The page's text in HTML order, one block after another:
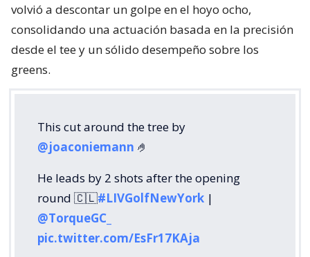
volvió a descontar un golpe en el hoyo ocho,
consolidando una actuación basada en la precisión
desde el tee y un sólido desempeño sobre los
greens.
This cut around the tree by
@joaconiemann 🤌
He leads by 2 shots after the opening
round 🇨🇱#LIVGolfNewYork |
@TorqueGC_
pic.twitter.com/EsFr17KAja